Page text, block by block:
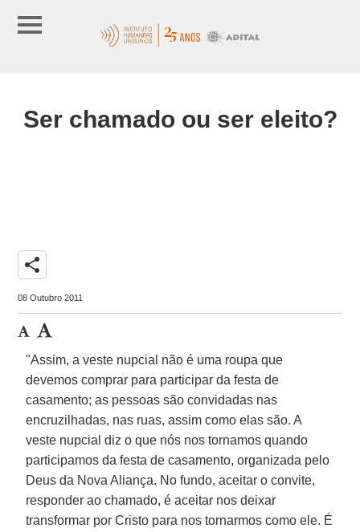
Ser chamado ou ser eleito?
share
08 Outubro 2011
"Assim, a veste nupcial não é uma roupa que
devemos comprar para participar da festa de
casamento; as pessoas são convidadas nas
encruzilhadas, nas ruas, assim como elas são. A
veste nupcial diz o que nós nos tornamos quando
participamos da festa de casamento, organizada pelo
Deus da Nova Aliança. No fundo, aceitar o convite,
responder ao chamado, é aceitar nos deixar
transformar por Cristo para nos tornarmos como ele. É